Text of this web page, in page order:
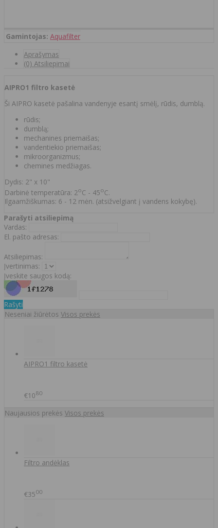
Gamintojas: Aquafilter
Aprašymas
(0) Atsiliepimai
AIPRO1 filtro kasetė
Ši AIPRO kasetė pašalina vandenyje esantį smėlį, rūdis, dumblą.
rūdis;
dumblą;
mechanines priemaišas;
vandentiekio priemaišas;
mikroorganizmus;
chemines medžiagas.
Dydis: 2" x 10"
Darbinė temperatūra: 2oC - 45oC.
Ilgaamžiškumas: 6 - 12 mėn. (atsižvelgiant į vandens kokybę).
Parašyti atsiliepimą
Vardas:
El. pašto adresas:
Atsiliepimas:
Įvertinimas:
Įveskite saugos kodą:
Rašyti
Neseniai žiūrėtos Visos prekės
AIPRO1 filtro kasetė
€1080
Naujausios prekės Visos prekės
Filtro andėklas
€3500